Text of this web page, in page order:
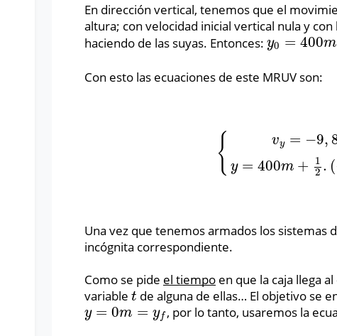
En dirección vertical, tenemos que el
altura; con velocidad inicial vertical nula y
haciendo de las suyas. Entonces: y0 = 400m
y0 =400m
Con esto las ecuaciones de este MRUV son:
{ vy = −9,
y = 400m +
1
2 . (
{v s2 400
Una vez que tenemos armados los sistemas
incógnita correspondiente.
Como se pide el tiempo en que la caja llega
variable t
t de alguna de ellas… El objetivo se
y = 0m = yf
y=0m=yf , por lo tanto, usaremos la